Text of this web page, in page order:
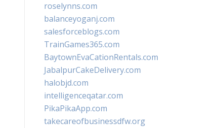
roselynns.com
balanceyoganj.com
salesforceblogs.com
TrainGames365.com
BaytownEvaCationRentals.com
JabalpurCakeDelivery.com
halobjd.com
intelligenceqatar.com
PikaPikaApp.com
takecareofbusinessdfw.org